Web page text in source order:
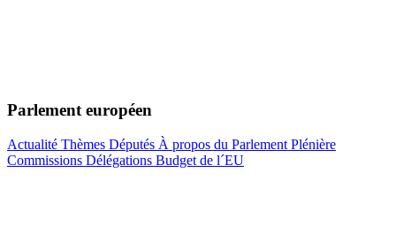
Parlement européen
Actualité Thèmes Députés À propos du Parlement Plénière
Commissions Délégations Budget de l´EU